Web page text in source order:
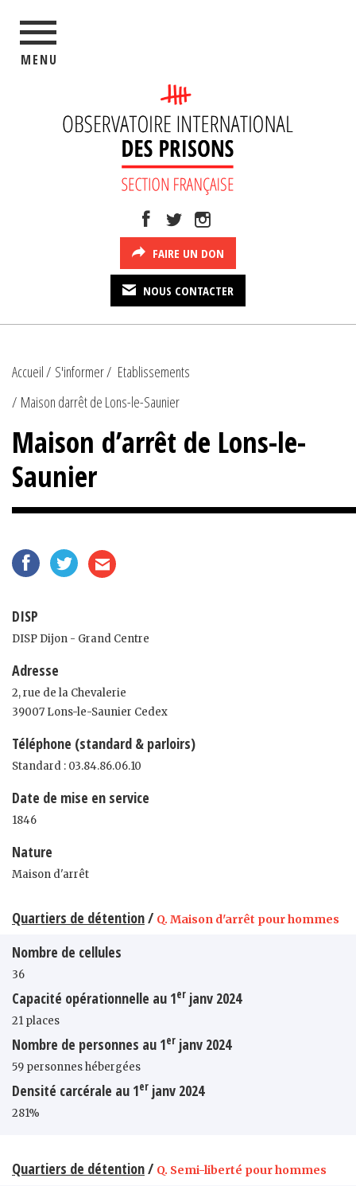
MENU
FAIRE UN DON
NOUS CONTACTER
Accueil S'informer
Etablissements
Maison darrêt de Lons-le-Saunier
Maison d’arrêt de Lons-le-
Saunier
DISP
DISP Dijon - Grand Centre
Adresse
2, rue de la Chevalerie
39007 Lons-le-Saunier Cedex
Téléphone (standard & parloirs)
Standard : 03.84.86.06.10
Date de mise en service
1846
Nature
Maison d'arrêt
Quartiers de détention/ Q. Maison d'arrêt pour hommes
Nombre de cellules
36
Capacité opérationnelle au 1er janv 2024
21 places
Nombre de personnes au 1er janv 2024
59 personnes hébergées
Densité carcérale au 1er janv 2024
281%
Quartiers de détention/ Q. Semi-liberté pour hommes